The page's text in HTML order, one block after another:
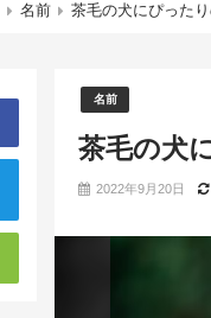
名前 茶毛の犬にぴった
名前
茶毛の犬
2022年9月20日